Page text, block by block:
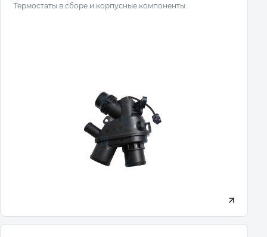
Термостаты в сборе и корпусные компоненты.